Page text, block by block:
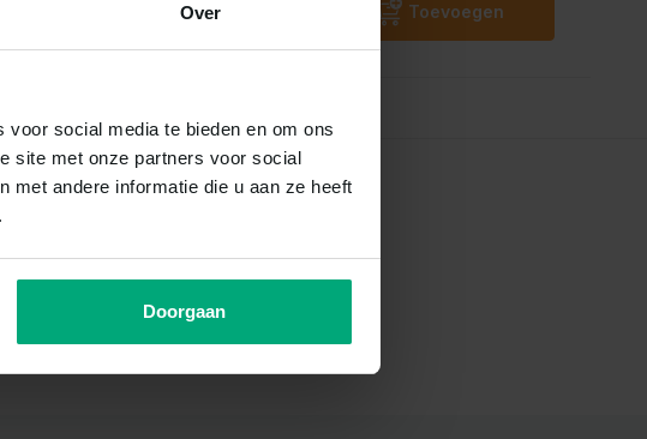
Over
social media te bieden en om ons
site met onze partners voor social
met andere informatie die u aan ze heeft
Doorgaan
Toevoegen
Abonneer